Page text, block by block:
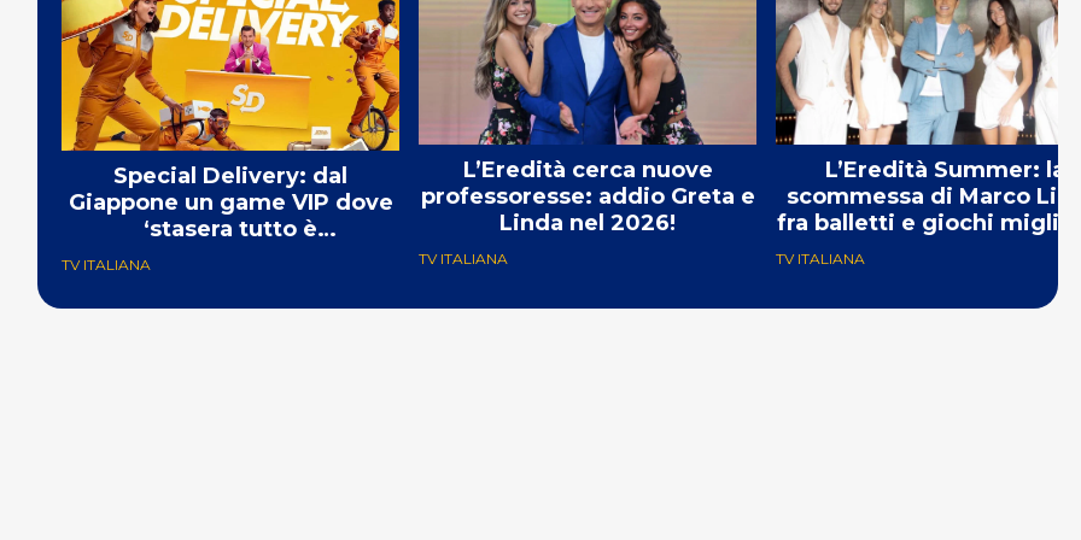
Special Delivery: dal
Giappone un game VIP dove
‘stasera tutto è
TV ITALIANA
L’Eredità cerca nuove
professoresse: addio Greta e
Linda nel 2026!
TV ITALIANA
L’Eredità Summer: la
scommessa di Marco
fra balletti e giochi
TV ITALIANA